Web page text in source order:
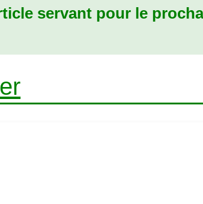
servant pour le